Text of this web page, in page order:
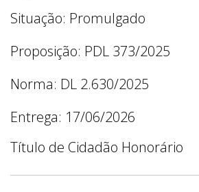
Situação: Promulgado
Proposição: PDL 373/2025
Norma: DL 2.630/2025
Entrega: 17/06/2026
Título de Cidadão Honorário